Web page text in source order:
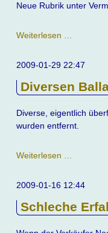
Neue Rubrik unter
Weiterlesen …
2009-01-29 22:47
Diversen
Diverse, eigentlich
wurden entfernt.
Weiterlesen …
2009-01-16 12:44
Schleche